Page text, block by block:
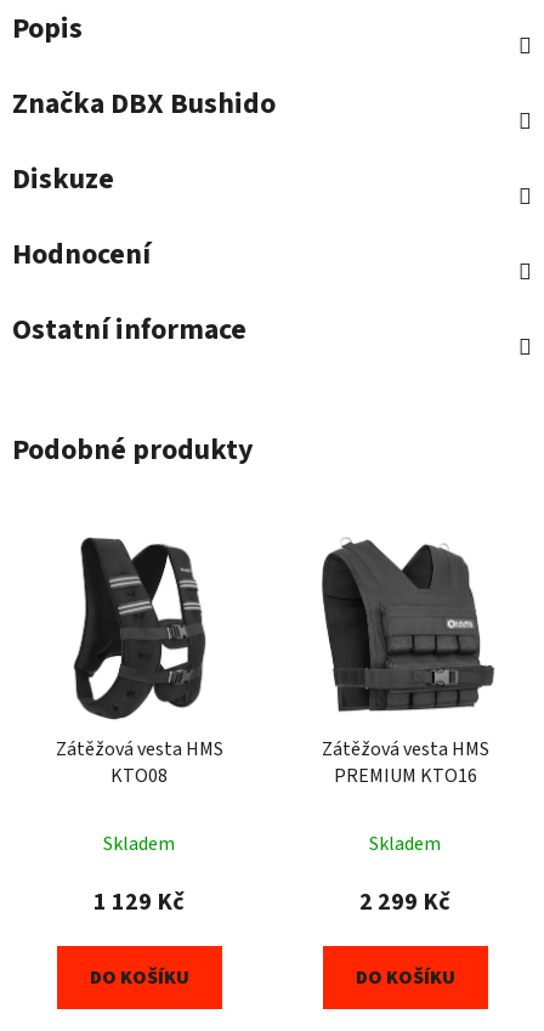
Popis
Značka DBX Bushido
Diskuze
Hodnocení
Ostatní informace
Podobné produkty
Zátěžová vesta HMS
KTO08
Skladem
1 129 Kč
DO KOŠÍKU
Zátěžová vesta HMS
PREMIUM KTO16
Skladem
2 299 Kč
DO KOŠÍKU